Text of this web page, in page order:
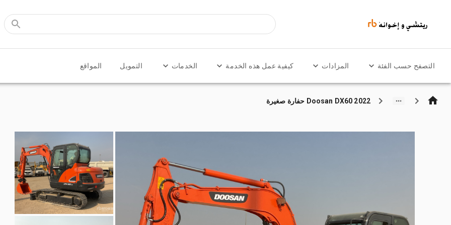
التصفح حسب الفئة المزادات كيفية عمل هذه الخدمة الخدمات التمويل المواقع
2022 Doosan DX60 حفارة صغيرة